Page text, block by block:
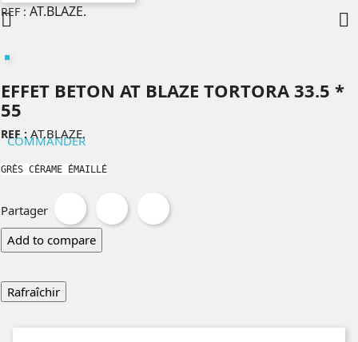
REF : AT.BLAZE.
 
EFFET BETON AT BLAZE TORTORA 33.5 *
55
REF : AT.BLAZE.
GRÈS CÉRAME ÉMAILLÉ
COMMANDER
Partager
Partager
Add to compare